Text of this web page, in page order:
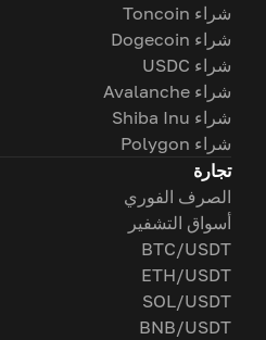
شراء Toncoin
شراء Dogecoin
شراء USDC
شراء Avalanche
شراء Shiba Inu
شراء Polygon
تجارة
الصرف الفوري
أسواق التشفير
BTC/USDT
ETH/USDT
SOL/USDT
BNB/USDT